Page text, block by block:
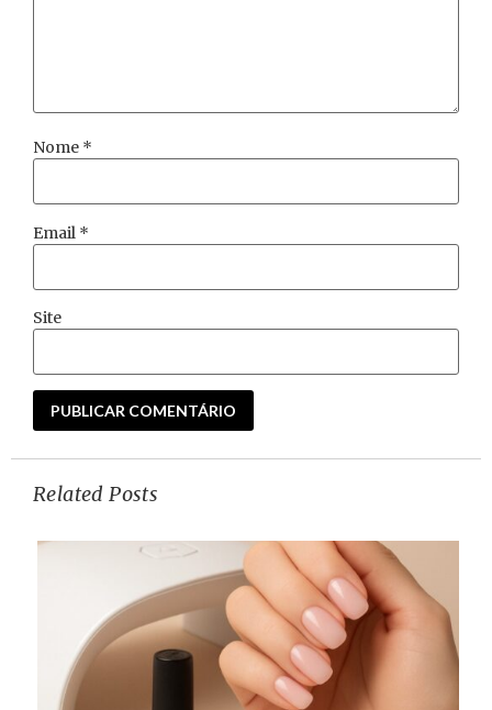
Nome *
Email *
Site
Related Posts